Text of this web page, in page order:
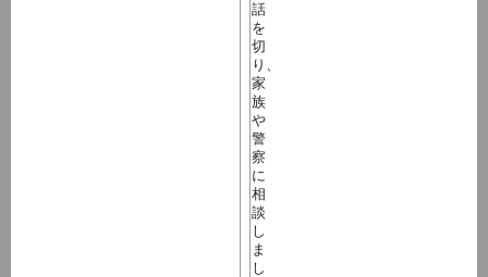
話
を
切
り、
家
族
や
警
察
に
相
談
し
ま
し